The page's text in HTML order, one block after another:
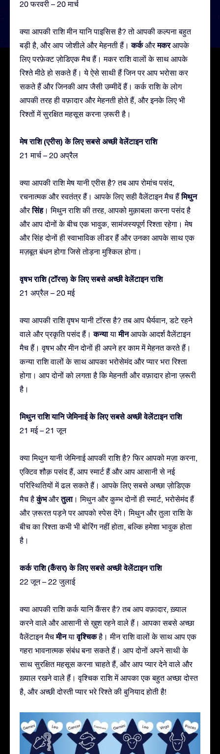
20 फरवरी – 20 मार्च
क्या आपकी राशि मीन यानि पाइसिस है? तो आपकी कल्पना बहुत
बड़ी है, और आप जोशीले और मेहनती हैं।कर्कऔरमकरआपके
लिए परफ़ेक्ट ज़ोडिएक मैच हैं। मकर राशि वालों के साथ आपके
रिश्ते मीठे हो सकते हैं। ये ऐसे साथी हैं जिन पर आप भरोसा कर
सकते हैं और जिनकी आप जैसी उम्मीदें हैं। कर्क राशि के लोग
आपकी तरह ही वफ़ादार और मेहनती होते हैं, और इनके लिए भी
रिश्तों में सुरक्षित महसूस करना ज़रूरी है।
मेष राशि (एरीस) के लिए सबसे अच्छी वेलेंटाइन राशि
21 मार्च – 20 अप्रैल
क्या आपकी राशि मेष यानी एरीस है? तब आप रोमांच पसंद,
रचनात्मक और स्वतंत्र हैं। आपके लिए सही वैलेंटाइन मैच हैंमिथुन
औरसिंह। मिथुन राशि की तरह, आपको मुक़ाबला करना पसंद है
और आप दोनों के बीच एक भावुक, सामंजस्यपूर्ण रिश्ता रहेगा। मेष
और सिंह दोनों ही स्वाभाविक लीडर हैं और उनका आपके साथ एक
मज़बूत बंधन होगा जिसे तोड़ना मुश्किल होगा।
वृषभ राशि (टॉरस) के लिए सबसे अच्छी वेलेंटाइन राशि
21 अप्रैल – 20 मई
क्या आपकी राशि वृषभ यानी टॉरस है? तब आप धैर्यवान, डटे रहने
वाले और प्रकृति पसंद हैं।कन्यायामीनआपके आदर्श वैलेंटाइन
मैच हैं। वृषभ और मीन दोनों ही अपने हर काम में मेहनत करते हैं।
कन्या राशि वालों के साथ आपका भरोसेमंद और प्यार भरा रिश्ता
होगा। आप दोनों को लगता है कि मेहनती और वफ़ादार होना ज़रूरी
है।
मिथुन राशि यानि जेमिनाई के लिए सबसे अच्छी वेलेंटाइन राशि
21 मई – 21 जून
क्या मिथुन यानी जेमिनाई आपकी राशि है? फिर आपको मज़ा करना,
एक्टिव शौक़ पसंद हैं, आप स्मार्ट हैं और आप आसानी से नई
परिस्थितियों में ढल सकते हैं। आपके लिए सबसे अच्छा ज़ोडिएक
मैच हैकुंभऔरतुला। मिथुन और कुम्भ दोनों ही स्मार्ट, भरोसेमंद हैं
और ज़रूरत पड़ने पर आपको स्पेस देंगे। मिथुन और तुला राशि के
बीच का रिश्ता कभी भी बोरिंग नहीं होता, बल्कि हमेशा भावुक होता
है।
कर्क राशि (कैंसर) के लिए सबसे अच्छी वेलेंटाइन राशि
22 जून – 22 जुलाई
क्या आपकी राशि कर्क यानि कैंसर है? तब आप वफ़ादार, ख़्याल
करने वाले और आसानी से ख़ुश रहने वाले हैं। आपका सबसे अच्छा
वैलेंटाइन मैचमीनयावृश्चिकहै। मीन राशि वालों के साथ आप एक
गहरा भावनात्मक संबंध बना सकते हैं। आप दोनों अपने साथी के
साथ सुरक्षित महसूस करना चाहते हैं, और आप प्यार देने वाले और
ख़्याल रखने वाले हैं। वृश्चिक राशि में आपका एक बहुत अच्छा दोस्त
है, और अच्छी दोस्ती प्यार भरे रिश्ते की बुनियाद होती है!